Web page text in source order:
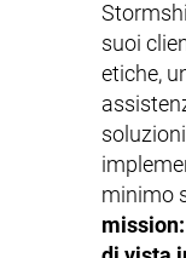
suoi
etiche,
minimo